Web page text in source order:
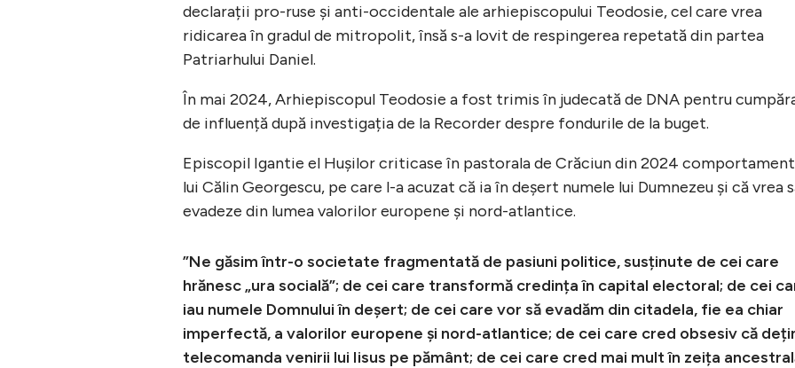
declarații pro-ruse și anti-occidentale ale arhiepiscopului Teodosie, cel care vrea
ridicarea în gradul de mitropolit, însă s-a lovit de respingerea repetată din partea
Patriarhului Daniel.
În mai 2024, Arhiepiscopul Teodosie a fost trimis în judecată de DNA pentru
de influență după investigația de la Recorder despre fondurile de la buget.
Episcopil Igantie el Hușilor criticase în pastorala de Crăciun din 2024
lui Călin Georgescu, pe care l-a acuzat că ia în deșert numele lui Dumnezeu și că vrea
evadeze din lumea valorilor europene și nord-atlantice.
”Ne găsim într-o societate fragmentată de pasiuni politice, susținute de cei care
hrănesc „ura socială”; de cei care transformă credința în capital electoral; de cei
iau numele Domnului în deșert; de cei care vor să evadăm din citadela, fie ea chiar
imperfectă, a valorilor europene și nord-atlantice; de cei care cred obsesiv că
telecomanda venirii lui Iisus pe pământ; de cei care cred mai mult în zeița